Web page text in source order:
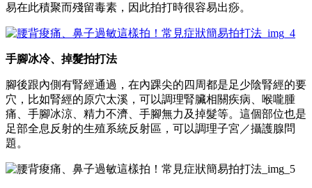
易在此積聚而殘留毒素，因此拍打時很容易出痧。
手腳冰冷、掉髮拍打法
腳後跟內側有腎經通過，在內踝尖的四周都是足少陰腎經的要
穴，比如腎經的原穴太溪，可以調理腎臟相關疾病、喉嚨腫
痛、手腳冰涼、精力不濟、手腳無力及掉髮等。這個部位也是
足部全息反射的生殖系統反射區，可以調理子宮／攝護腺問
題。